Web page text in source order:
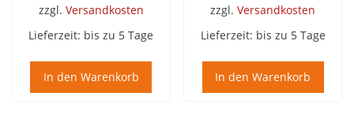
zzgl. Versandkosten
Lieferzeit: bis zu 5 Tage
In den Warenkorb
zzgl.Versandkosten
Lieferzeit: bis zu 5 Tage
In den Warenkorb